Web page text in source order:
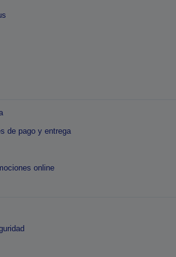
de pago y entrega
online